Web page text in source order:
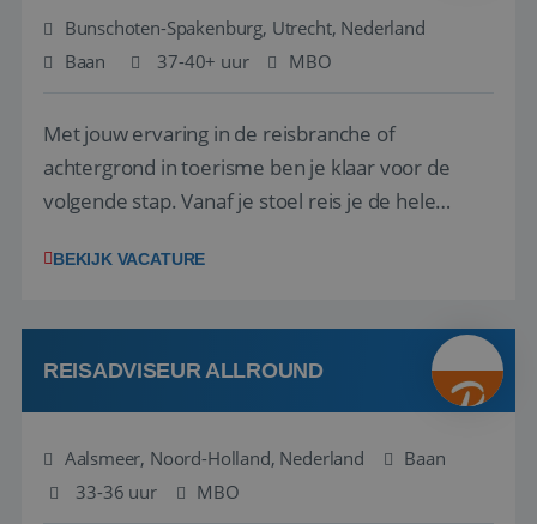
Bunschoten-Spakenburg, Utrecht, Nederland
Baan
37-40+ uur MBO
Met jouw ervaring in de reisbranche of
achtergrond in toerisme ben je klaar voor de
volgende stap. Vanaf je stoel reis je de hele
wensen van je team, je klant en wat er in de
klanten te overtuigen om die droomreis te
boeken! ...
BEKIJK VACATURE
REISADVISEUR ALLROUND
Aalsmeer, Noord-Holland, Nederland
Baan
33-36 uur
MBO